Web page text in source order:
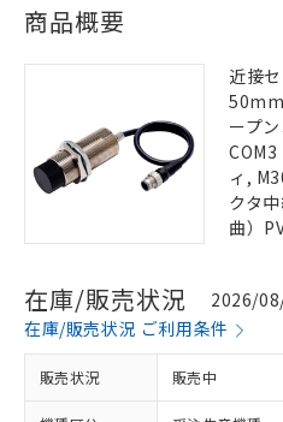
商品概要
近接
ープ
ィ,
クタ
曲）
在庫/販売状況
2026/
在庫/販売状況 ご利用条件
販売状況 販売中